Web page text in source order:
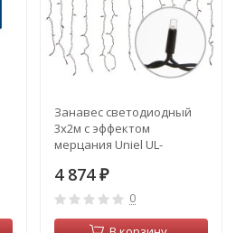
Занавес светодиодный
3х2м с эффектом
мерцания Uniel UL-
TBK)
4 874 ₽
0